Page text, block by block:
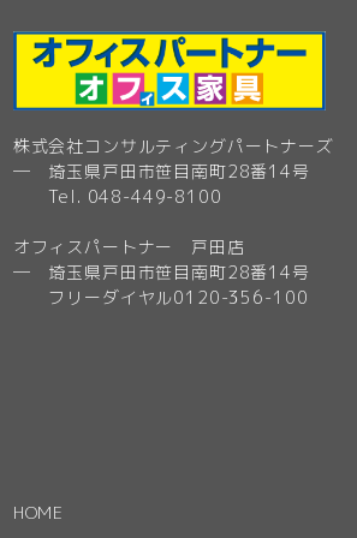
株式会社コンサルティングパートナーズ
─ 埼玉県戸田市笹目南町28番14号
Tel. 048-449-8100
オフィスパートナー 戸田店
─ 埼玉県戸田市笹目南町28番14号
フリーダイヤル0120-356-100
HOME